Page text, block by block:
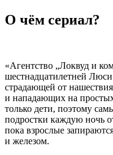
О чём сериал?
«Агентство „Локвуд и
шестнадцатилетней
страдающей от
и нападающих на
только дети, поэтому
подростки каждую ночь
пока взрослые
и железом.